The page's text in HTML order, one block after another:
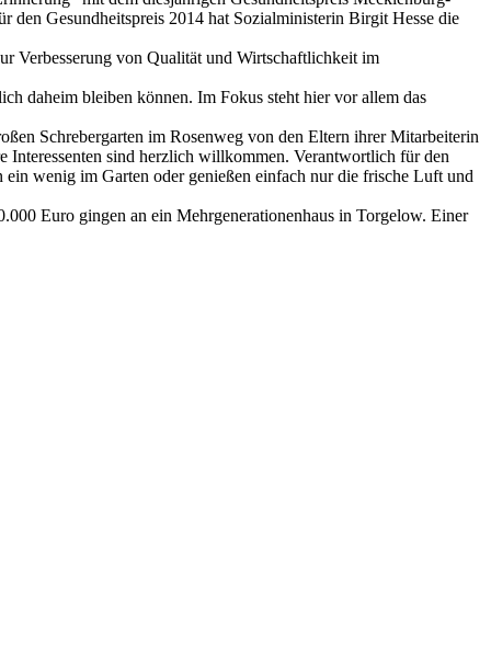
Gesundheitspreis 2014 hat Sozialministerin Birgit Hesse die
Verbesserung von Qualität und Wirtschaftlichkeit im
daheim bleiben können. Im Fokus steht hier vor allem das
Schrebergarten im Rosenweg von den Eltern ihrer Mitarbeiterin
Interessenten sind herzlich willkommen. Verantwortlich für den
wenig im Garten oder genießen einfach nur die frische Luft und
Euro gingen an ein Mehrgenerationenhaus in Torgelow. Einer